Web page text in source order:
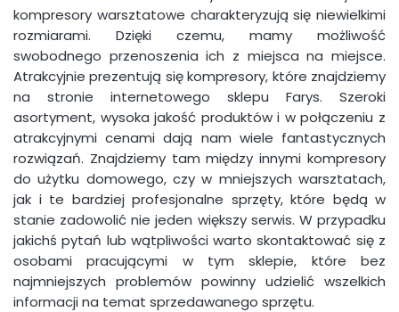
kompresory warsztatowe charakteryzują się niewielkimi
rozmiarami. Dzięki czemu, mamy możliwość
swobodnego przenoszenia ich z miejsca na miejsce.
Atrakcyjnie prezentują się kompresory, które znajdziemy
na stronie internetowego sklepu Farys. Szeroki
asortyment, wysoka jakość produktów i w połączeniu z
atrakcyjnymi cenami dają nam wiele fantastycznych
rozwiązań. Znajdziemy tam między innymi kompresory
do użytku domowego, czy w mniejszych warsztatach,
jak i te bardziej profesjonalne sprzęty, które będą w
stanie zadowolić nie jeden większy serwis. W przypadku
jakichś pytań lub wątpliwości warto skontaktować się z
osobami pracującymi w tym sklepie, które bez
najmniejszych problemów powinny udzielić wszelkich
informacji na temat sprzedawanego sprzętu.